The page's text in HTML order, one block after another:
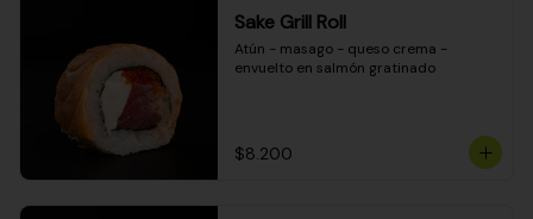
Sake Grill Roll
Atún - masago - queso crema -
envuelto en salmón gratinado
$8.200